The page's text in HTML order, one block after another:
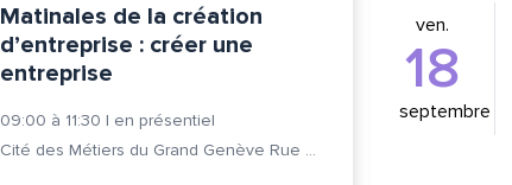
Matinales de la création
d’entreprise : créer une
entreprise
09:00 à 11:30 | en présentiel
Cité des Métiers du Grand Genève Rue Prévost-Martin 6 1205 Genève
ven.
18
septembre